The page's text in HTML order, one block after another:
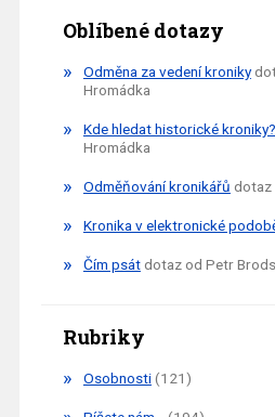
Oblíbené dotazy
Odměna za vedení kroniky
Hromádka
Kde hledat historické kroniky?
Hromádka
Odměňování kronikářů dotaz
Kronika v elektronické
Čím psátdotaz od Petr
Rubriky
Osobnosti(121)